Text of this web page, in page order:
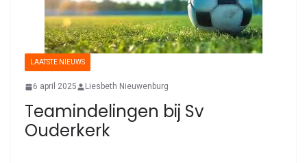
LAATSTE NIEUWS
6 april 2025 Liesbeth Nieuwenburg
Teamindelingen bij Sv
Ouderkerk